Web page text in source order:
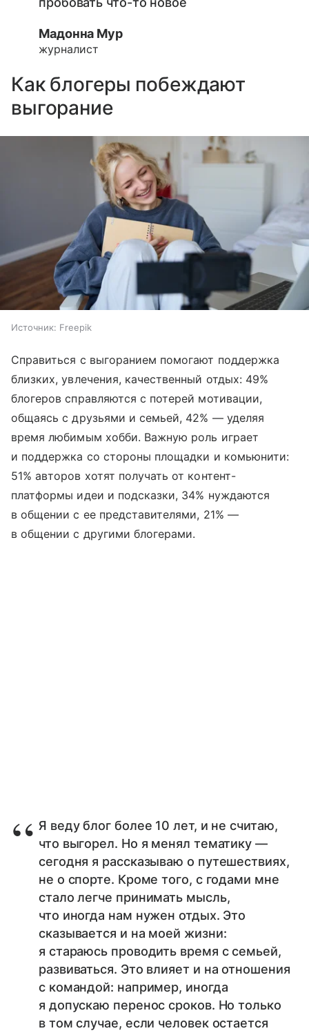
Мадонна Мур
журналист
Как блогеры побеждают
выгорание
Источник: Freepik
Справиться с выгоранием помогают поддержка
близких, увлечения, качественный отдых: 49%
блогеров справляются с потерей мотивации,
общаясь с друзьями и семьей, 42% — уделяя
время любимым хобби. Важную роль играет
и поддержка со стороны площадки и комьюнити:
51% авторов хотят получать от контент-
платформы идеи и подсказки, 34% нуждаются
в общении с ее представителями, 21% —
в общении с другими блогерами.
Я веду блог более 10 лет, и не считаю,
что выгорел. Но я менял тематику —
сегодня я рассказываю о путешествиях,
не о спорте. Кроме того, с годами мне
стало легче принимать мысль,
что иногда нам нужен отдых. Это
сказывается и на моей жизни:
я стараюсь проводить время с семьей,
развиваться. Это влияет и на отношения
с командой: например, иногда
я допускаю перенос сроков. Но только
в том случае, если человек остается